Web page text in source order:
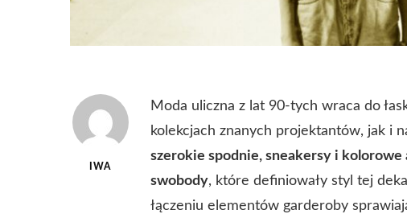
IWA
Moda uliczna z lat 90-tych wraca do
kolekcjach znanych projektantów, jak i
szerokie spodnie, sneakersy i kolorowe
swobody, które definiowały styl tej
łączeniu elementów garderoby